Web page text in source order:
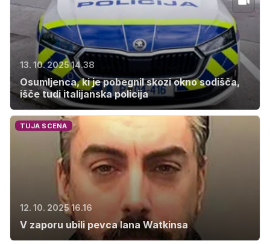
13. 10. 2025 14.38
Osumljenca, ki je pobegnil skozi okno sodišča,
išče tudi italijanska policija
TUJA SCENA
12. 10. 2025 16.16
V zaporu ubili pevca Iana Watkinsa